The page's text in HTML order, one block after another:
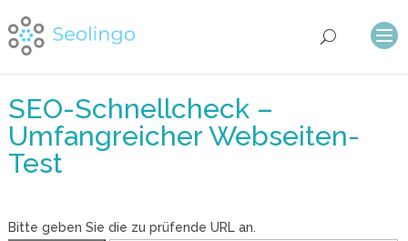
SEO-Schnellcheck –
Umfangreicher Webseiten-
Test
Bitte geben Sie die zu prüfende URL an.